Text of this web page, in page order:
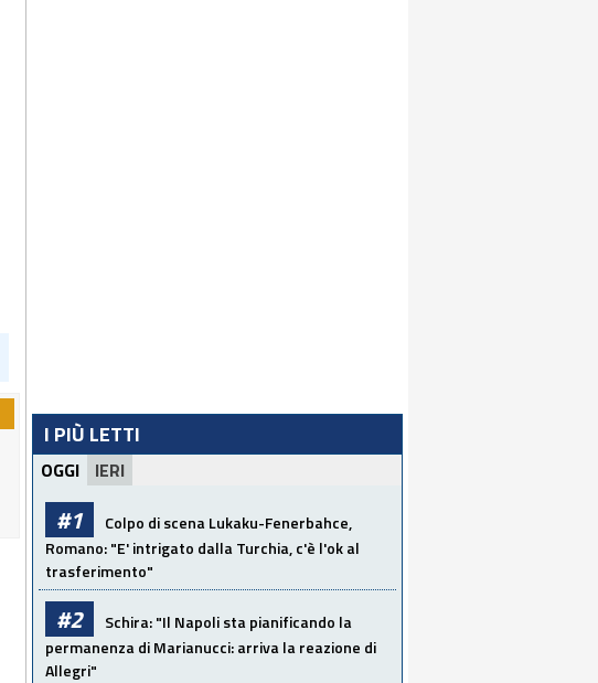
I PIÙ LETTI
OGGI IERI
#1
Colpo di scena Lukaku-Fenerbahce,
Romano: "E' intrigato dalla Turchia, c'è l'ok al
trasferimento"
#2
Schira: "Il Napoli sta pianificando la
permanenza di Marianucci: arriva la reazione di
Allegri"